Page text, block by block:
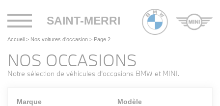
SAINT-MERRI
Toggle
navigation
Accueil > Nos voitures d'occasion > Page 2
NOS OCCASIONS
Notre sélection de véhicules d'occasions BMW et MINI.
Marque Modèle